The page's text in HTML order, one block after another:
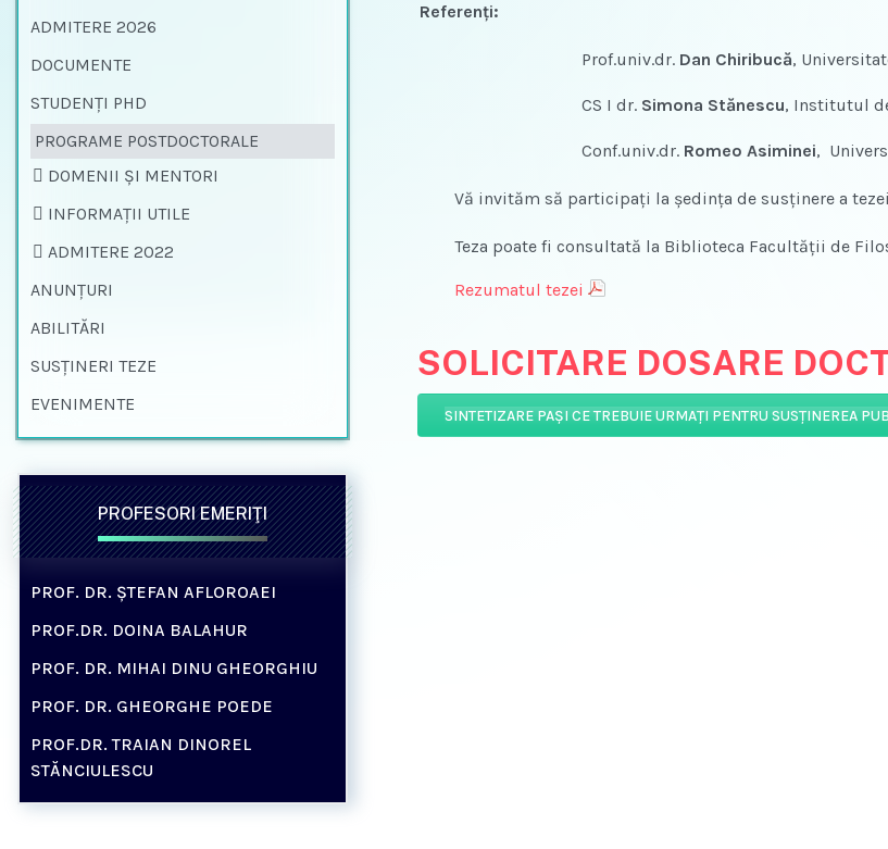
Referenţi:
Prof.univ.dr. Dan Chiribucă,
CS I dr. Simona Stănescu, Institutul
Conf.univ.dr. Romeo Asiminei,
Vă invităm să participaţi la şedinţa de susţinere a
Teza poate fi consultată la Biblioteca Facultăţii de
Rezumatul tezei
SOLICITARE DOSARE
SINTETIZARE PAŞI CE TREBUIE URMAŢI PENTRU SUSŢINEREA
ADMITERE 2026
DOCUMENTE
STUDENŢI PHD
PROGRAME POSTDOCTORALE
DOMENII ȘI MENTORI
INFORMAȚII UTILE
ADMITERE 2022
ANUNŢURI
ABILITĂRI
SUSŢINERI TEZE
EVENIMENTE
PROFESORI EMERIŢI
PROF. DR. ȘTEFAN AFLOROAEI
PROF.DR. DOINA BALAHUR
PROF. DR. MIHAI DINU GHEORGHIU
PROF. DR. GHEORGHE POEDE
PROF.DR. TRAIAN DINOREL
STĂNCIULESCU